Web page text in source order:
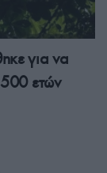
για να
ετών